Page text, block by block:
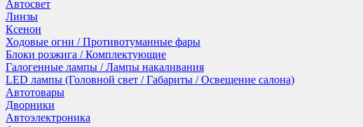
Автосвет
Линзы
Ксенон
Ходовые огни / Противотуманные фары
Блоки розжига / Комплектующие
Галогенные лампы / Лампы накаливания
LED лампы (Головной свет / Габариты / Освещение салона)
Автотовары
Дворники
Автоэлектроника